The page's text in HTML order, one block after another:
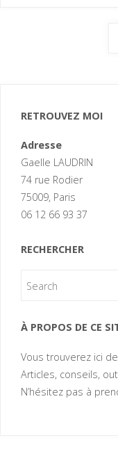
RETROUVEZ MOI
Adresse
Gaelle LAUDRIN
74 rue Rodier
75009, Paris
06 12 66 93 37
RECHERCHER
À PROPOS DE CE
Vous trouverez ici
Articles, conseils,
N’hésitez pas à